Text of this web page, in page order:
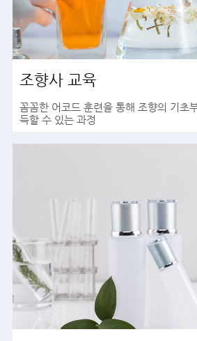
조향사 교육
꼼꼼한 어코드 훈련을 통해 조향의 기초
득할 수 있는 과정
바로가기